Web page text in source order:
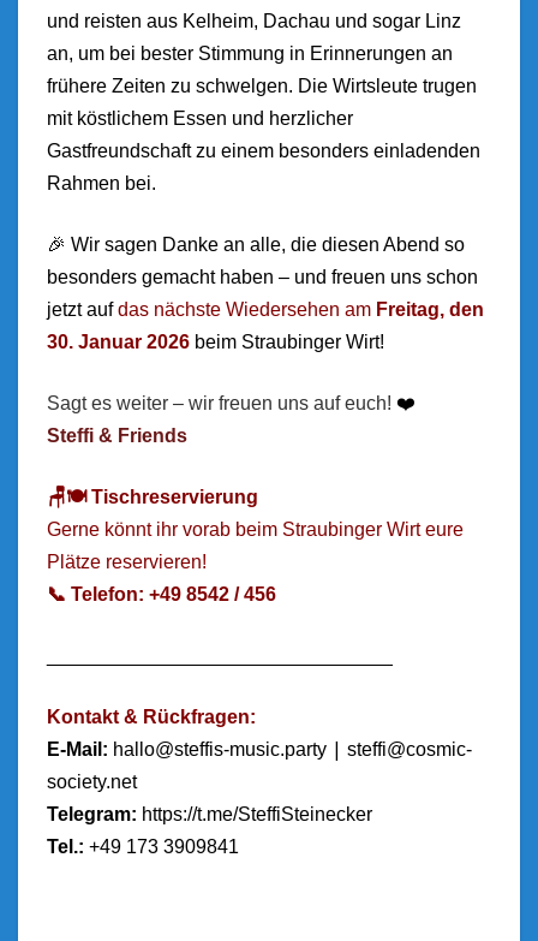
und reisten aus Kelheim, Dachau und sogar Linz
an, um bei bester Stimmung in Erinnerungen an
frühere Zeiten zu schwelgen. Die Wirtsleute trugen
mit köstlichem Essen und herzlicher
Gastfreundschaft zu einem besonders einladenden
Rahmen bei.
🎉 Wir sagen Danke an alle, die diesen Abend so
besonders gemacht haben – und freuen uns schon
jetzt aufdas nächste Wiedersehen am Freitag, den
30. Januar 2026 beim Straubinger Wirt!
Sagt es weiter – wir freuen uns auf euch! ❤️
Steffi & Friends
🪑🍽️ Tischreservierung
Gerne könnt ihr vorab beim Straubinger Wirt eure
Plätze reservieren!
📞 Telefon: +49 8542 / 456
Kontakt & Rückfragen:
E-Mail: hallo@steffis-music.party | steffi@cosmic-
society.net
Telegram: https://t.me/SteffiSteinecker
Tel.: +49 173 3909841